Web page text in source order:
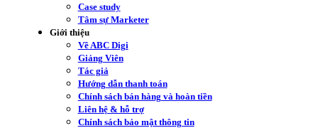
Case study
Tâm sự Marketer
Giới thiệu
Về ABC Digi
Giảng Viên
Tác giả
Hướng dẫn thanh toán
Chính sách bán hàng và hoàn tiền
Liên hệ & hỗ trợ
Chính sách bảo mật thông tin